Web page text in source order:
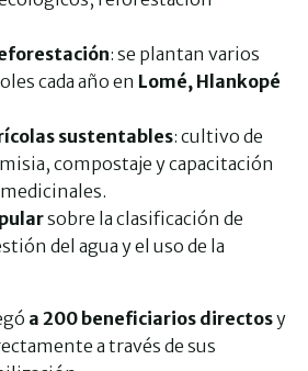
: se plantan varios
cada año en Lomé, Hlankopé
sustentables: cultivo de
compostaje y capacitación
sobre la clasificación de
del agua y el uso de la
a 200 beneficiarios directosy
a través de sus